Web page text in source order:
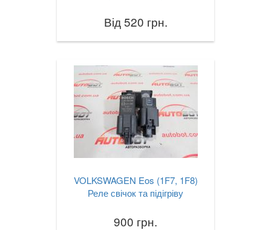
Від 520 грн.
VOLKSWAGEN Eos (1F7, 1F8)
Реле свічок та підігріву
900 грн.